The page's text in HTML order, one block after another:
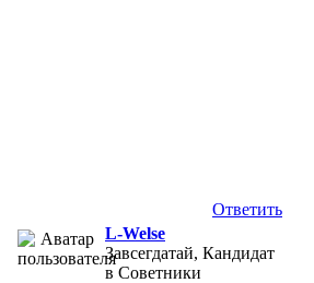
Ответить
L-Welse
Завсегдатай, Кандидат
в Советники